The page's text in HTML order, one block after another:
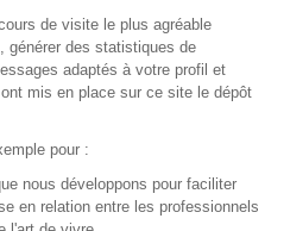
du site
SAFI
de visite le plus agréable
générer des statistiques de
adaptés à votre profil et
mis en place sur ce site le dépôt
pour :
nous développons pour faciliter
en relation entre les professionnels